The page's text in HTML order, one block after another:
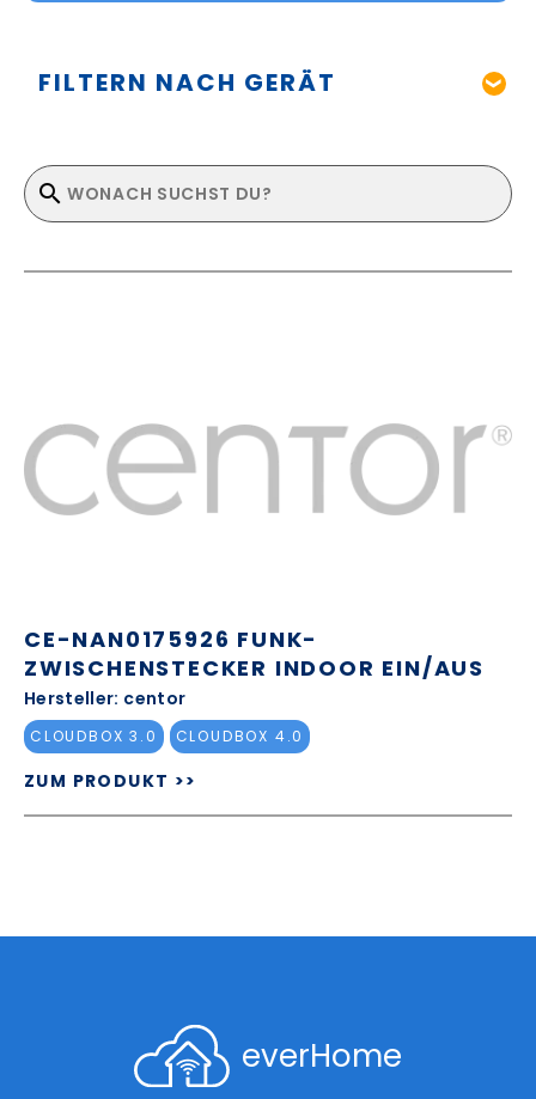
FILTERN NACH GERÄT
CE-NAN0175926 FUNK-
ZWISCHENSTECKER INDOOR EIN/AUS
Hersteller: centor
CLOUDBOX 3.0 CLOUDBOX 4.0
ZUM PRODUKT >>
everHome